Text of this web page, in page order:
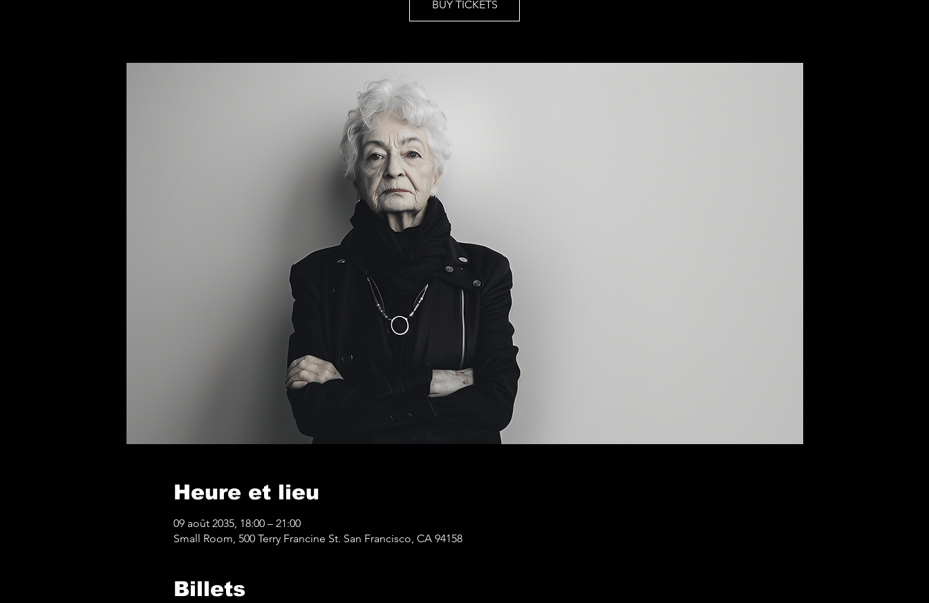
BUY TICKETS
Heure et lieu
09 août 2035, 18:00 – 21:00
Small Room, 500 Terry Francine St. San Francisco, CA 94158
Billets